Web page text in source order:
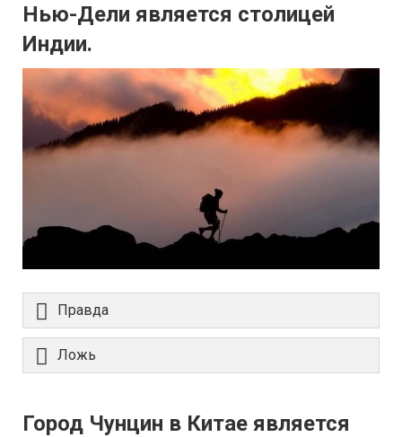
Нью-Дели является столицей
Индии.
Правда
Ложь
Город Чунцин в Китае является